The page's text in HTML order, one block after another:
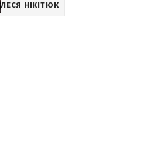
ЛЕСЯ НІКІТЮК